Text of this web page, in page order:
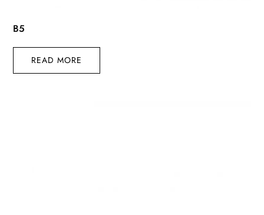
B5
READ MORE